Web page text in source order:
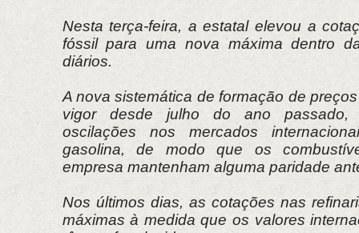
Nesta terça-feira, a estatal elevou a
fóssil para uma nova máxima dentro
diários.
A nova sistemática de formação de
vigor desde julho do ano passado,
oscilações nos mercados
gasolina, de modo que os
empresa mantenham alguma paridade
Nos últimos dias, as cotações nas
máximas à medida que os valores